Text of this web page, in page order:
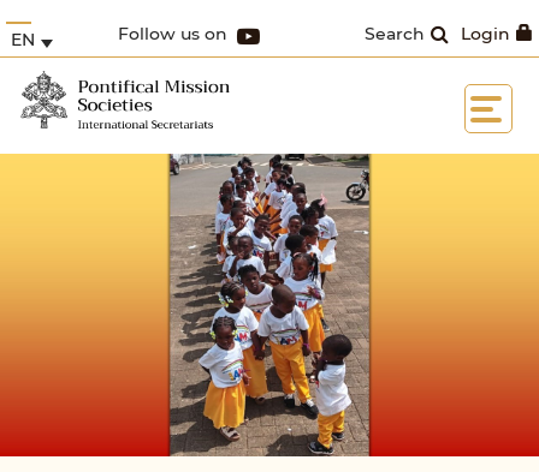
Login
Search
Follow us on
EN